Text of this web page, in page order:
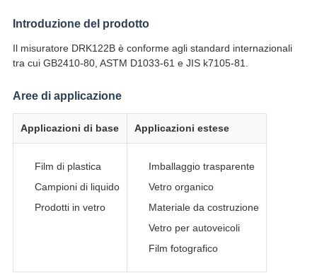
Introduzione del prodotto
Il misuratore DRK122B è conforme agli standard internazionali
tra cui GB2410-80, ASTM D1033-61 e JIS k7105-81.
Aree di applicazione
Applicazioni di base Applicazioni estese
Film di plastica
Campioni di liquido
Prodotti in vetro
Imballaggio trasparente
Vetro organico
Materiale da costruzione
Vetro per autoveicoli
Film fotografico